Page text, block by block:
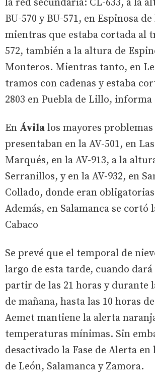
la red secundaria: CL-633, a la
BU-570 y BU-571, en Espinosa
mientras que estaba cortada al
572, también a la altura de
Monteros. Mientras tanto, en
tramos con cadenas y estaba
2803 en Puebla de Lillo,
En Ávila los mayores problemas
presentaban en la AV-501, en
Marqués, en la AV-913, a la
Serranillos, y en la AV-932, en
Collado, donde eran
Además, en Salamanca se cortó
Cabaco
Se prevé que el temporal de
largo de esta tarde, cuando
partir de las 21 horas y durante
de mañana, hasta las 10 horas
Aemet mantiene la alerta
temperaturas mínimas. Sin
desactivado la Fase de Alerta
de León, Salamanca y Zamora.